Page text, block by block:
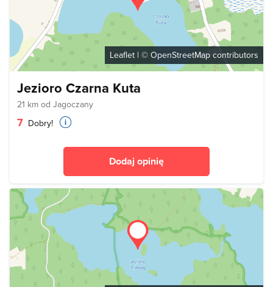
Leaflet | © OpenStreetMap contributors
Jezioro Czarna Kuta
21 km od Jagoczany
7 Dobry!
Dodaj opinię